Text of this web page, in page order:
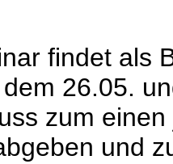
findet als
26.05.
zum
und